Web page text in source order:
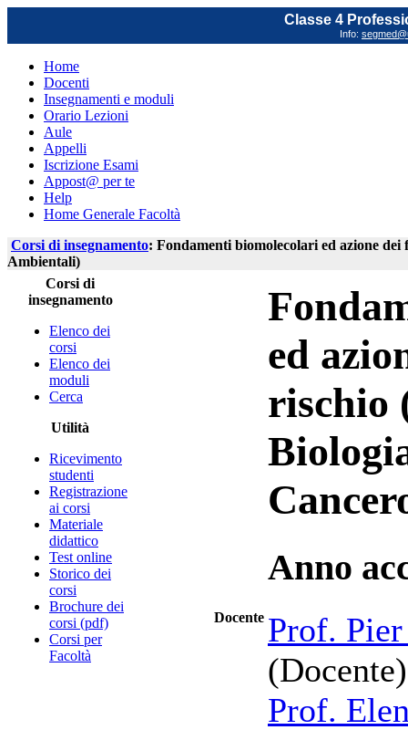
Classe 4
Info:
Home
Docenti
Insegnamenti e moduli
Orario Lezioni
Aule
Appelli
Iscrizione Esami
Appost@ per te
Help
Home Generale Facoltà
Corsi di insegnamento: Fondamenti biomolecolari ed azione
Ambientali)
Corsi di
insegnamento
Elenco dei
corsi
Elenco dei
moduli
Cerca
Utilità
Ricevimento
studenti
Registrazione
ai corsi
Materiale
didattico
Test online
Storico dei
corsi
Brochure dei
corsi (pdf)
Corsi per
Facoltà
ed
rischio
Anno
Docente Prof.
(Docente)
Prof.